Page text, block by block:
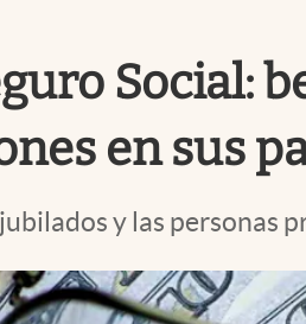
Social:
en sus
y las personas